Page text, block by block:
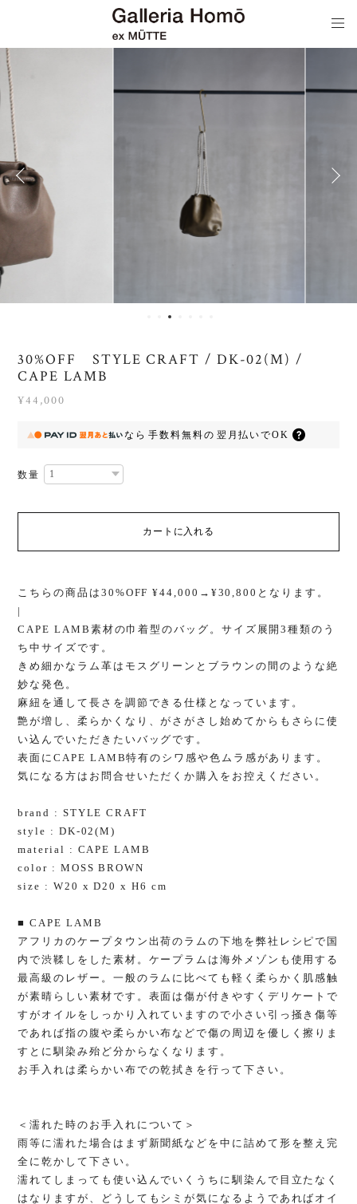
30%OFF STYLE CRAFT / DK-02(M) /
CAPE LAMB
¥44,000
なら 手数料無料の 翌月払いでOK
数量
カートに入れる
こちらの商品は30%OFF ¥44,000→¥30,800となります。
|
CAPE LAMB素材の巾着型のバッグ。サイズ展開3種類のう
ち中サイズです。
きめ細かなラム革はモスグリーンとブラウンの間のような絶
妙な発色。
麻紐を通して長さを調節できる仕様となっています。
艶が増し、柔らかくなり、がさがさし始めてからもさらに使
い込んでいただきたいバッグです。
表面にCAPE LAMB特有のシワ感や色ムラ感があります。
気になる方はお問合せいただくか購入をお控えください。
brand : STYLE CRAFT
style : DK-02(M)
material : CAPE LAMB
color : MOSS BROWN
size : W20 x D20 x H6 cm
■ CAPE LAMB
アフリカのケープタウン出荷のラムの下地を弊社レシピで国
内で渋鞣しをした素材。ケープラムは海外メゾンも使用する
最高級のレザー。一般のラムに比べても軽く柔らかく肌感触
が素晴らしい素材です。表面は傷が付きやすくデリケートで
すがオイルをしっかり入れていますので小さい引っ掻き傷等
であれば指の腹や柔らかい布などで傷の周辺を優しく擦りま
すとに馴染み殆ど分からなくなります。
お手入れは柔らかい布での乾拭きを行って下さい。
＜濡れた時のお手入れについて＞
雨等に濡れた場合はまず新聞紙などを中に詰めて形を整え完
全に乾かして下さい。
濡れてしまっても使い込んでいくうちに馴染んで目立たなく
はなりますが、どうしてもシミが気になるようであればオイ